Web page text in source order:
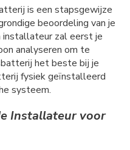
is een stapsgewijze
beoordeling van je
installateur zal eerst je
analyseren om te
het beste bij je
fysiek geïnstalleerd
systeem.
Installateur voor